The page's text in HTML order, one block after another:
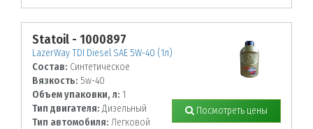
Statoil - 1000897
LazerWay TDI Diesel SAE 5W-40 (1л)
Состав: Синтетическое
Вязкость: 5w-40
Объем упаковки, л: 1
Тип двигателя: Дизельный
Тип автомобиля: Легковой
Посмотреть цены